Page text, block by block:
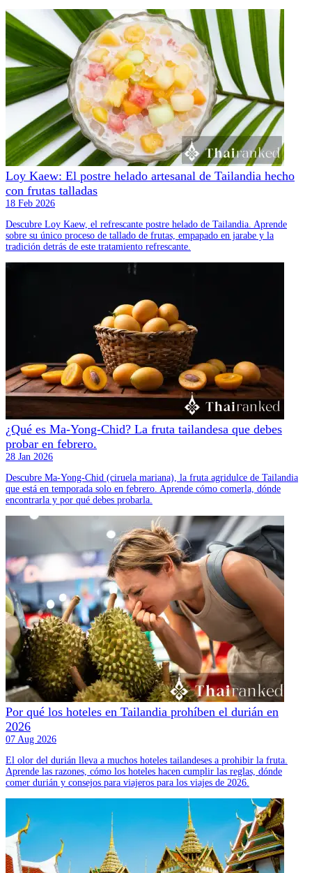
Loy Kaew: El postre helado artesanal de Tailandia hecho
con frutas talladas
18 Feb 2026
Descubre Loy Kaew, el refrescante postre helado de Tailandia. Aprende
sobre su único proceso de tallado de frutas, empapado en jarabe y la
tradición detrás de este tratamiento refrescante.
¿Qué es Ma-Yong-Chid? La fruta tailandesa que debes
probar en febrero.
28 Jan 2026
Descubre Ma-Yong-Chid (ciruela mariana), la fruta agridulce de Tailandia
que está en temporada solo en febrero. Aprende cómo comerla, dónde
encontrarla y por qué debes probarla.
Por qué los hoteles en Tailandia prohíben el durián en
2026
07 Aug 2026
El olor del durián lleva a muchos hoteles tailandeses a prohibir la fruta.
Aprende las razones, cómo los hoteles hacen cumplir las reglas, dónde
comer durián y consejos para viajeros para los viajes de 2026.